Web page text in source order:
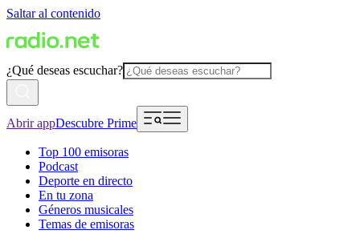
Saltar al contenido
¿Qué deseas escuchar?
Abrir appDescubre Prime
Top 100 emisoras
Podcast
Deporte en directo
En tu zona
Géneros musicales
Temas de emisoras